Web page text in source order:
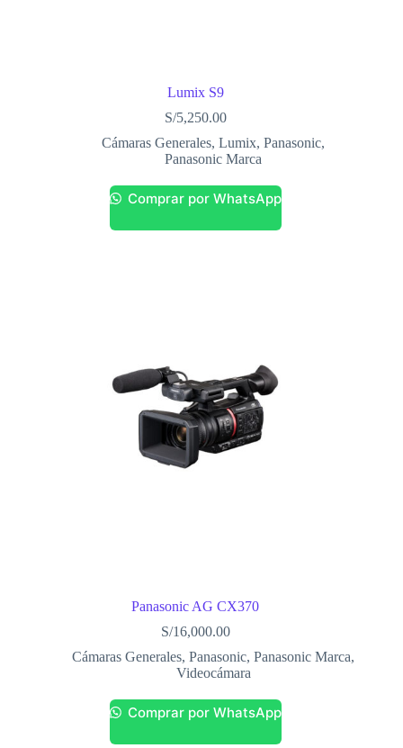
Lumix S9
S/5,250.00
Cámaras Generales,Lumix,Panasonic,
Panasonic Marca
Comprar por WhatsApp
Panasonic AG CX370
S/16,000.00
Cámaras Generales,Panasonic,Panasonic Marca,
Videocámara
Comprar por WhatsApp